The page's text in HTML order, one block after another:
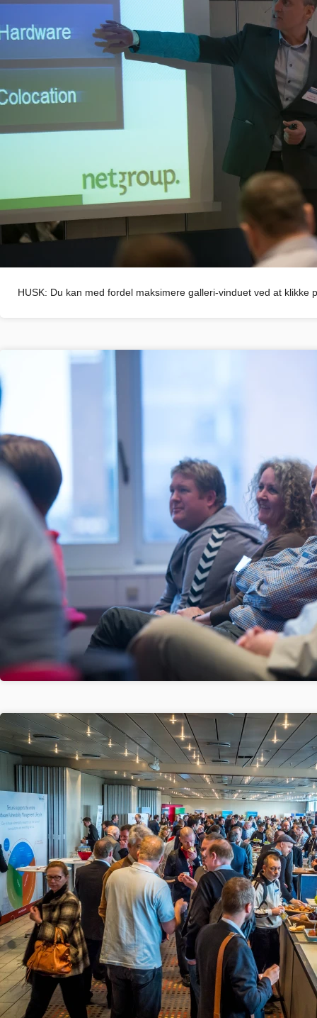
HUSK: Du kan med fordel maksimere galleri-vinduet ved at